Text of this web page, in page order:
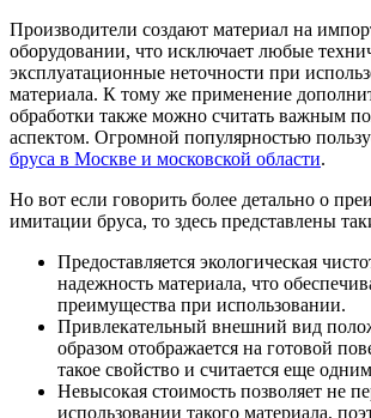
Производители создают материал на
оборудовании, что исключает любые
эксплуатационные неточности при
материала. К тому же применение
обработки также можно считать важным
аспектом. Огромной популярностью
бруса в Москве и московской области.
Но вот если говорить более детально о
имитации бруса, то здесь представлены
Предоставляется экологическая
надежность материала, что
преимущества при использовании.
Привлекательный внешний вид
образом отображается на готовой
такое свойство и считается еще
Невысокая стоимость позволяет не
использовании такого материала,